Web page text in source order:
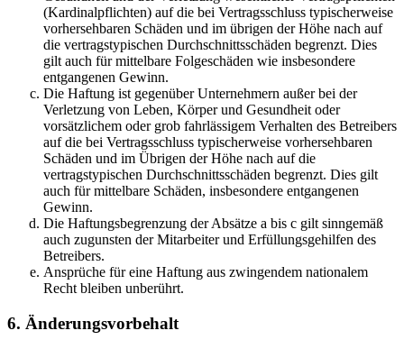
(Kardinalpflichten) auf die bei Vertragsschluss typischerweise
vorhersehbaren Schäden und im übrigen der Höhe nach auf
die vertragstypischen Durchschnittsschäden begrenzt. Dies
gilt auch für mittelbare Folgeschäden wie insbesondere
entgangenen Gewinn.
Die Haftung ist gegenüber Unternehmern außer bei der
Verletzung von Leben, Körper und Gesundheit oder
vorsätzlichem oder grob fahrlässigem Verhalten des Betreibers
auf die bei Vertragsschluss typischerweise vorhersehbaren
Schäden und im Übrigen der Höhe nach auf die
vertragstypischen Durchschnittsschäden begrenzt. Dies gilt
auch für mittelbare Schäden, insbesondere entgangenen
Gewinn.
Die Haftungsbegrenzung der Absätze a bis c gilt sinngemäß
auch zugunsten der Mitarbeiter und Erfüllungsgehilfen des
Betreibers.
Ansprüche für eine Haftung aus zwingendem nationalem
Recht bleiben unberührt.
6. Änderungsvorbehalt